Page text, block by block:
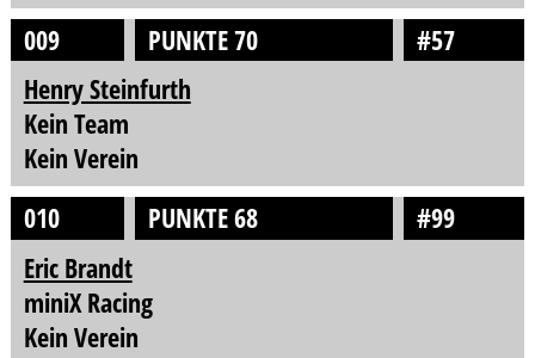
009
PUNKTE 70
#57
Henry Steinfurth
Kein Team
Kein Verein
010
PUNKTE 68
#99
Eric Brandt
miniX Racing
Kein Verein